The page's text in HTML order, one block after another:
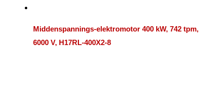
Middenspannings-elektromotor 400 kW, 742 tpm,
6000 V, H17RL-400X2-8